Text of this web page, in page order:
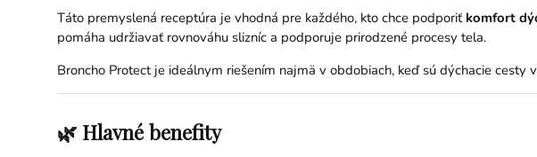
Táto premyslená receptúra je vhodná pre každého, kto chce podporiť komfort
pomáha udržiavať rovnováhu slizníc a podporuje prirodzené procesy tela.
Broncho Protect je ideálnym riešením najmä v obdobiach, keď sú dýchacie
🌿 Hlavné benefity